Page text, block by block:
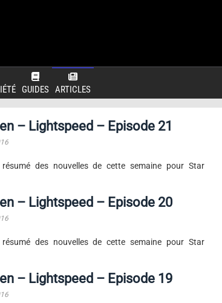
GUIDES ARTICLES
– Lightspeed – Episode 21
résumé des nouvelles de cette semaine pour Star
– Lightspeed – Episode 20
résumé des nouvelles de cette semaine pour Star
– Lightspeed – Episode 19